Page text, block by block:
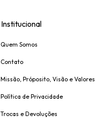
Institucional
Quem Somos
Contato
Missão, Próposito, Visão e Valores
Política de Privacidade
Trocas e Devoluções